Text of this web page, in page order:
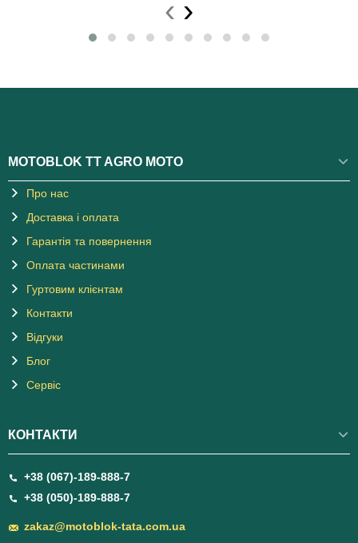
‹ ›
MOTOBLOK TT AGRO MOTO
Про нас
Доставка і оплата
Гарантія та повернення
Оплата частинами
Гуртовим клієнтам
Контакти
Відгуки
Блог
Сервіс
КОНТАКТИ
+38 (067)-189-888-7
+38 (050)-189-888-7
zakaz@motoblok-tata.com.ua